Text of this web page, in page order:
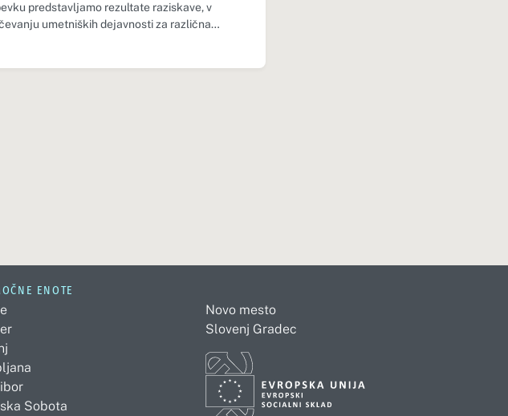
predstavljamo rezultate raziskave, v
umetniških dejavnosti za različna…
ENOTE
Sobota
Novo mesto
Slovenj Gradec